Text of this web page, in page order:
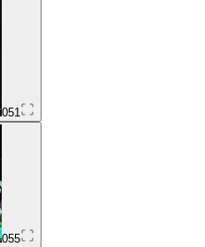
051
055